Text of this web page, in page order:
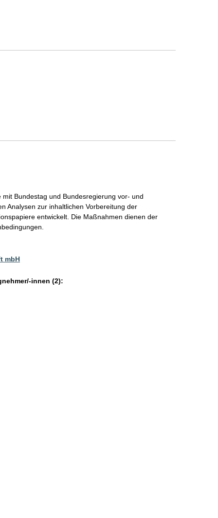
Bundestag und Bundesregierung vor- und
Analysen zur inhaltlichen Vorbereitung der
entwickelt. Die Maßnahmen dienen der
mbH
innen (2):